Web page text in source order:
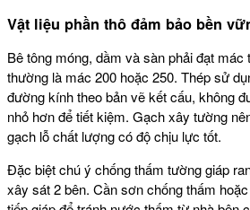
Vật liệu phần thô đảm bảo bền
Bê tông móng, dầm và sàn phải đạt mác
thường là mác 200 hoặc 250. Thép sử
đường kính theo bản vẽ kết cấu, không
nhỏ hơn để tiết kiệm. Gạch xây tường
gạch lỗ chất lượng có độ chịu lực tốt.
Đặc biệt chú ý chống thấm tường giáp
xây sát 2 bên. Cần sơn chống thấm